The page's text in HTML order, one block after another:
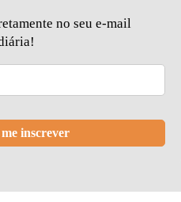
no seu e-mail